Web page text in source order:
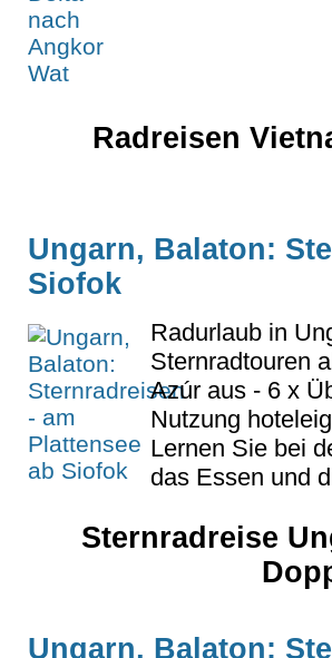
Radreisen
Ungarn, Balaton:
Siofok
Radurlaub in
Sternradtouren
Azúr aus - 6 x
Nutzung
Lernen Sie bei
das Essen und
Sternradreise
Ungarn, Balaton: